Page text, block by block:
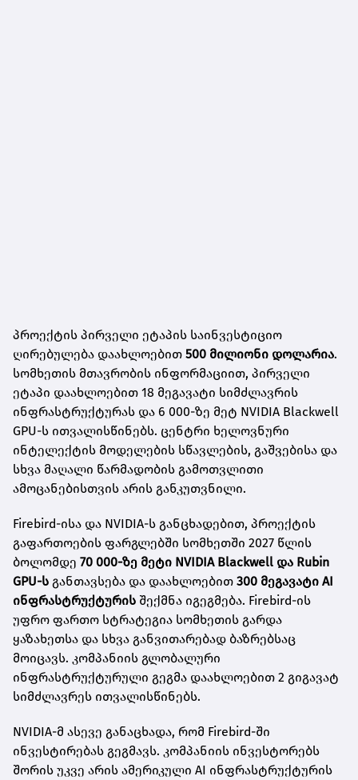
პროექტის პირველი ეტაპის საინვესტიციო
ღირებულება დაახლოებით 500 მილიონი დოლარია.
სომხეთის მთავრობის ინფორმაციით, პირველი
ეტაპი დაახლოებით 18 მეგავატი სიმძლავრის
ინფრასტრუქტურას და 6 000-ზე მეტ NVIDIA Blackwell
GPU-ს ითვალისწინებს. ცენტრი ხელოვნური
ინტელექტის მოდელების სწავლების, გაშვებისა და
სხვა მაღალი წარმადობის გამოთვლითი
ამოცანებისთვის არის განკუთვნილი.
Firebird-ისა და NVIDIA-ს განცხადებით, პროექტის
გაფართოების ფარგლებში სომხეთში 2027 წლის
ბოლომდე 70 000-ზე მეტი NVIDIA Blackwell და Rubin
GPU-ს განთავსება და დაახლოებით 300 მეგავატი AI
ინფრასტრუქტურის შექმნა იგეგმება. Firebird-ის
უფრო ფართო სტრატეგია სომხეთის გარდა
ყაზახეთსა და სხვა განვითარებად ბაზრებსაც
მოიცავს. კომპანიის გლობალური
ინფრასტრუქტურული გეგმა დაახლოებით 2 გიგავატ
სიმძლავრეს ითვალისწინებს.
NVIDIA-მ ასევე განაცხადა, რომ Firebird-ში
ინვესტირებას გეგმავს. კომპანიის ინვესტორებს
შორის უკვე არის ამერიკული AI ინფრასტრუქტურის